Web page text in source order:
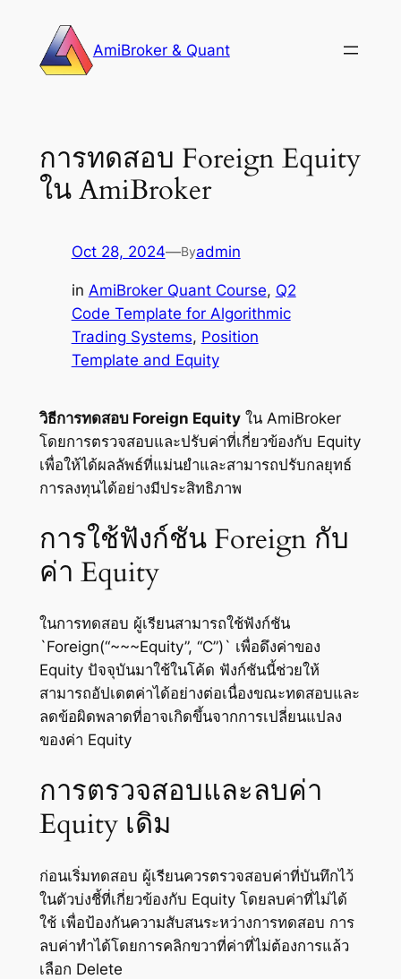
content
AmiBroker & Quant
การทดสอบ Foreign Equity
ใน AmiBroker
Oct 28, 2024—Byadmin
in AmiBroker Quant Course, Q2
Code Template for Algorithmic
Trading Systems, Position
Template and Equity
วิธีการทดสอบ Foreign Equityใน AmiBroker
โดยการตรวจสอบและปรับค่าที่เกี่ยวข้องกับ Equity
เพื่อให้ได้ผลลัพธ์ที่แม่นยำและสามารถปรับกลยุทธ์
การลงทุนได้อย่างมีประสิทธิภาพ
การใช้ฟังก์ชัน Foreign กับ
ค่า Equity
ในการทดสอบ ผู้เรียนสามารถใช้ฟังก์ชัน
`Foreign(“~~~Equity”, “C”)` เพื่อดึงค่าของ
Equity ปัจจุบันมาใช้ในโค้ด ฟังก์ชันนี้ช่วยให้
สามารถอัปเดตค่าได้อย่างต่อเนื่องขณะทดสอบและ
ลดข้อผิดพลาดที่อาจเกิดขึ้นจากการเปลี่ยนแปลง
ของค่า Equity
การตรวจสอบและลบค่า
Equity เดิม
ก่อนเริ่มทดสอบ ผู้เรียนควรตรวจสอบค่าที่บันทึกไว้
ในตัวบ่งชี้ที่เกี่ยวข้องกับ Equity โดยลบค่าที่ไม่ได้
ใช้ เพื่อป้องกันความสับสนระหว่างการทดสอบ การ
ลบค่าทำได้โดยการคลิกขวาที่ค่าที่ไม่ต้องการแล้ว
เลือก Delete